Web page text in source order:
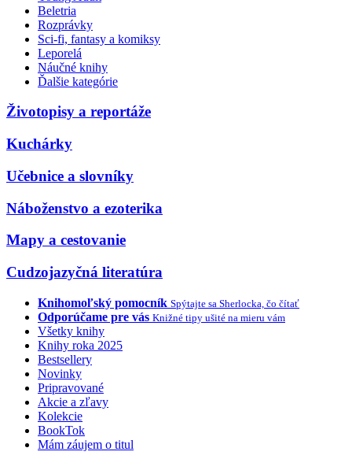
Beletria
Rozprávky
Sci-fi, fantasy a komiksy
Leporelá
Náučné knihy
Ďalšie kategórie
Životopisy a reportáže
Kuchárky
Učebnice a slovníky
Náboženstvo a ezoterika
Mapy a cestovanie
Cudzojazyčná literatúra
Knihomoľský pomocník Spýtajte sa Sherlocka, čo čítať
Odporúčame pre vás Knižné tipy ušité na mieru vám
Všetky knihy
Knihy roka 2025
Bestsellery
Novinky
Pripravované
Akcie a zľavy
Kolekcie
BookTok
Mám záujem o titul